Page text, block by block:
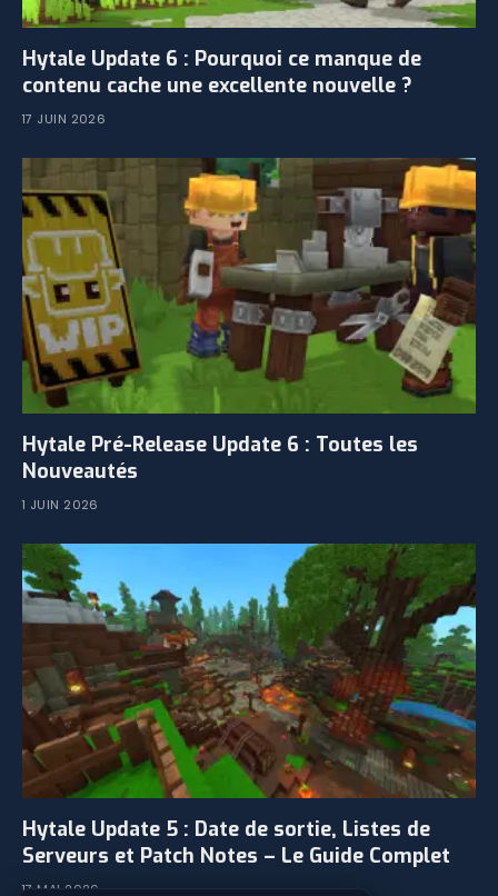
Hytale Update 6 : Pourquoi ce manque de
contenu cache une excellente nouvelle ?
17 JUIN 2026
Hytale Pré-Release Update 6 : Toutes les
Nouveautés
1 JUIN 2026
Hytale Update 5 : Date de sortie, Listes de
Serveurs et Patch Notes – Le Guide Complet
17 MAI 2026